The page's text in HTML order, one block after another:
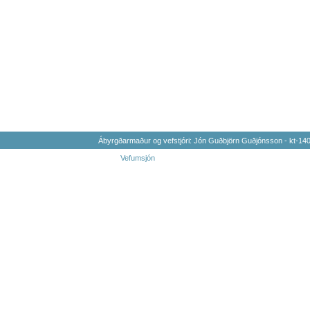
Ábyrgðarmaður og vefstjóri: Jón Guðbjörn Guðjónsson - kt-
Vefumsjón